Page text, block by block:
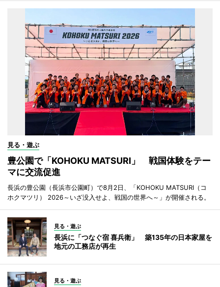
見る・遊ぶ
豊公園で「KOHOKU MATSURI」 戦国体験をテー
マに交流促進
長浜の豊公園（長浜市公園町）で8月2日、「KOHOKU MATSURI（コ
ホクマツリ） 2026～いざ没入せよ、戦国の世界へ～」が開催される。
見る・遊ぶ
長浜に「つなぐ宿 喜兵衛」 築135年の日本家屋を
地元の工務店が再生
見る・遊ぶ